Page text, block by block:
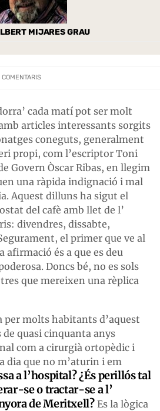
MIJARES GRAU
COMENTARIS
cada matí pot ser molt
articles interessants sorgits
coneguts, generalment
propi, com l’escriptor Toni
Govern Òscar Ribas, en llegim
una ràpida indignació i mal
Aquest dilluns ha sigut el
del cafè amb llet de l’
divendres, dissabte,
el primer que ve al
afirmació és a que es deu
Doncs bé, no es sols
que mereixen una rèplica
per molts habitants d’aquest
quasi cinquanta anys
com a cirurgià ortopèdic i
dia que no m’aturin i em
a l’hospital? ¿És perillós tal
se o tractar-se a l’
de Meritxell?Es la lògica